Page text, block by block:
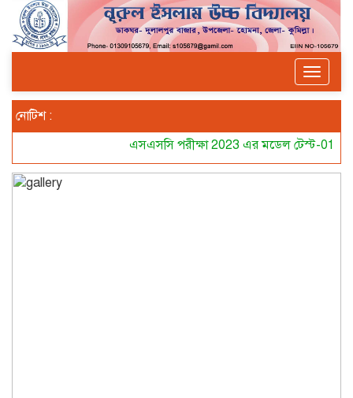
Toggle
নোটিশ :
এসএসসি পরীক্ষা 2023 এর মডেল টেস্ট-01 এর সময়